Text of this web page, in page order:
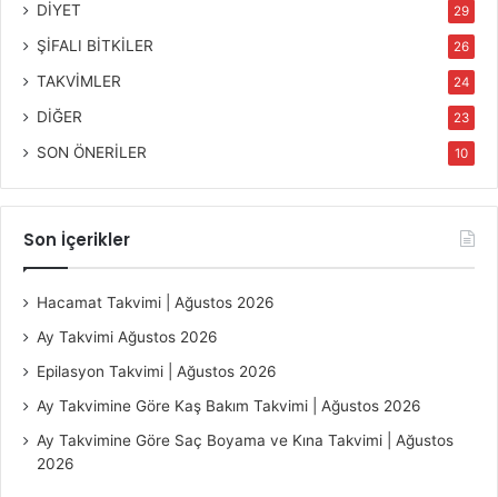
DİYET 29
ŞİFALI BİTKİLER 26
TAKVİMLER 24
DİĞER 23
SON ÖNERİLER 10
Son İçerikler
Hacamat Takvimi | Ağustos 2026
Ay Takvimi Ağustos 2026
Epilasyon Takvimi | Ağustos 2026
Ay Takvimine Göre Kaş Bakım Takvimi | Ağustos 2026
Ay Takvimine Göre Saç Boyama ve Kına Takvimi | Ağustos
2026